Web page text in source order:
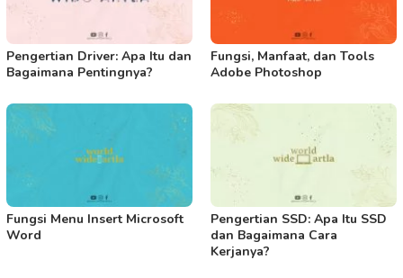
Pengertian Driver: Apa Itu dan
Bagaimana Pentingnya?
Fungsi, Manfaat, dan Tools
Adobe Photoshop
Fungsi Menu Insert Microsoft
Word
Pengertian SSD: Apa Itu SSD
dan Bagaimana Cara
Kerjanya?